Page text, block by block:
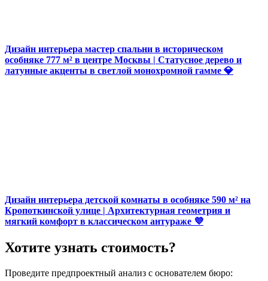
Дизайн интерьера мастер спальни в историческом
особняке 777 м² в центре Москвы | Статусное дерево и
латунные акценты в светлой монохромной гамме 💎
Дизайн интерьера детской комнаты в особняке 590 м² на
Кропоткинской улице | Архитектурная геометрия и
мягкий комфорт в классическом антураже 💜
Хотите узнать стоимость?
Проведите предпроектный анализ с основателем бюро: